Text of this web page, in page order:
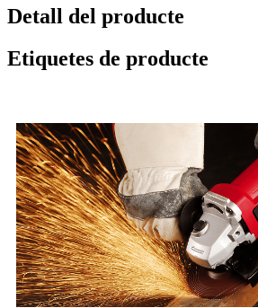
Detall del producte
Etiquetes de producte